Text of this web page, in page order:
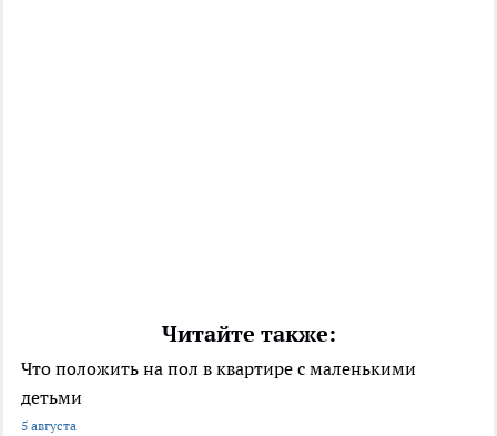
Читайте также:
Что положить на пол в квартире с маленькими
детьми
5 августа